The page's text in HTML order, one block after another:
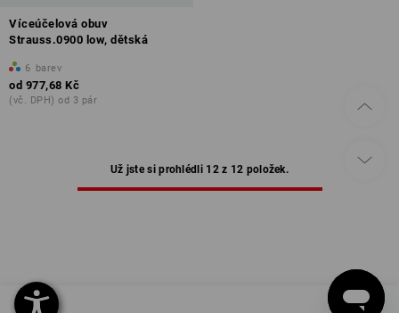
Víceúčelová obuv
Strauss.0900 low, dětská
6 barev
od 977,68 Kč
(vč. DPH) od 3 pár
Už jste si prohlédli 12 z 12 položek.